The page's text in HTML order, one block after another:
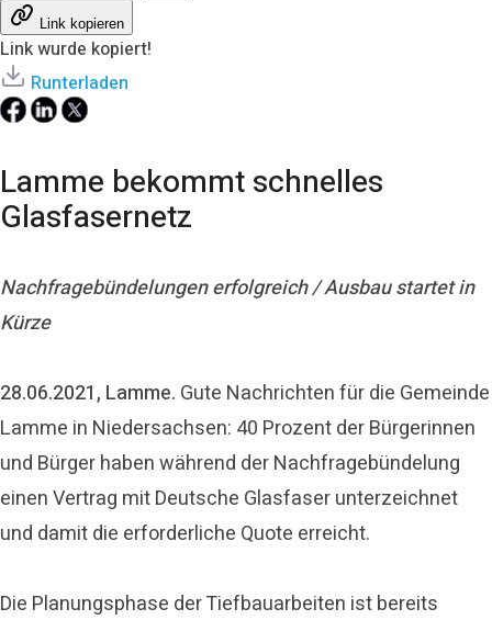
Link kopieren
Link wurde kopiert!
Runterladen
Lamme bekommt schnelles
Glasfasernetz
Nachfragebündelungen erfolgreich / Ausbau startet in
Kürze
28.06.2021, Lamme. Gute Nachrichten für die Gemeinde
Lamme in Niedersachsen: 40 Prozent der Bürgerinnen
und Bürger haben während der Nachfragebündelung
einen Vertrag mit Deutsche Glasfaser unterzeichnet
und damit die erforderliche Quote erreicht.
Die Planungsphase der Tiefbauarbeiten ist bereits